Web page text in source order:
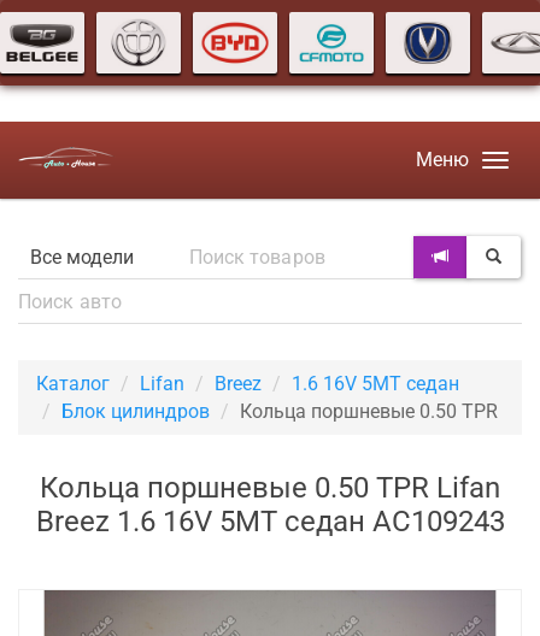
Меню
Каталог Lifan Breez
1.6 16V 5MT седан
Блок цилиндров
Кольца поршневые 0.50 TPR
Кольца поршневые 0.50 TPR Lifan
Breez 1.6 16V 5MT седан AC109243